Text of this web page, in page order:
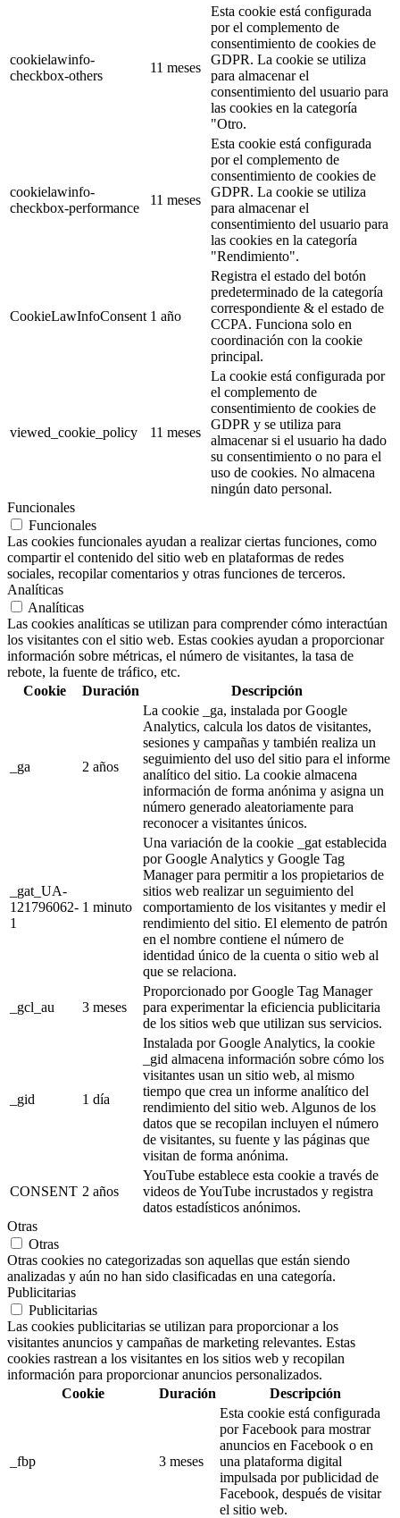
cookielawinfo-
checkbox-others
11 meses
Esta cookie está configurada
por el complemento de
consentimiento de cookies de
GDPR. La cookie se utiliza
para almacenar el
consentimiento del usuario para
las cookies en la categoría
"Otro.
cookielawinfo-
checkbox-performance
11 meses
Esta cookie está configurada
por el complemento de
consentimiento de cookies de
GDPR. La cookie se utiliza
para almacenar el
consentimiento del usuario para
las cookies en la categoría
"Rendimiento".
CookieLawInfoConsent 1 año
Registra el estado del botón
predeterminado de la categoría
correspondiente & el estado de
CCPA. Funciona solo en
coordinación con la cookie
principal.
viewed_cookie_policy 11 meses
La cookie está configurada por
el complemento de
consentimiento de cookies de
GDPR y se utiliza para
almacenar si el usuario ha dado
su consentimiento o no para el
uso de cookies. No almacena
ningún dato personal.
Funcionales
Funcionales
Las cookies funcionales ayudan a realizar ciertas funciones, como
compartir el contenido del sitio web en plataformas de redes
sociales, recopilar comentarios y otras funciones de terceros.
Analíticas
Analíticas
Las cookies analíticas se utilizan para comprender cómo interactúan
los visitantes con el sitio web. Estas cookies ayudan a proporcionar
información sobre métricas, el número de visitantes, la tasa de
rebote, la fuente de tráfico, etc.
Cookie
Duración Descripción
_ga 2 años
La cookie _ga, instalada por Google
Analytics, calcula los datos de visitantes,
sesiones y campañas y también realiza un
seguimiento del uso del sitio para el informe
analítico del sitio. La cookie almacena
información de forma anónima y asigna un
número generado aleatoriamente para
reconocer a visitantes únicos.
_gat_UA-
121796062-
1
1 minuto
Una variación de la cookie _gat establecida
por Google Analytics y Google Tag
Manager para permitir a los propietarios de
sitios web realizar un seguimiento del
comportamiento de los visitantes y medir el
rendimiento del sitio. El elemento de patrón
en el nombre contiene el número de
identidad único de la cuenta o sitio web al
que se relaciona.
_gcl_au 3 meses
Proporcionado por Google Tag Manager
para experimentar la eficiencia publicitaria
de los sitios web que utilizan sus servicios.
_gid 1 día
Instalada por Google Analytics, la cookie
_gid almacena información sobre cómo los
visitantes usan un sitio web, al mismo
tiempo que crea un informe analítico del
rendimiento del sitio web. Algunos de los
datos que se recopilan incluyen el número
de visitantes, su fuente y las páginas que
visitan de forma anónima.
CONSENT 2 años
YouTube establece esta cookie a través de
videos de YouTube incrustados y registra
datos estadísticos anónimos.
Otras
Otras
Otras cookies no categorizadas son aquellas que están siendo
analizadas y aún no han sido clasificadas en una categoría.
Publicitarias
Publicitarias
Las cookies publicitarias se utilizan para proporcionar a los
visitantes anuncios y campañas de marketing relevantes. Estas
cookies rastrean a los visitantes en los sitios web y recopilan
información para proporcionar anuncios personalizados.
Cookie
Duración Descripción
_fbp 3 meses
Esta cookie está configurada
por Facebook para mostrar
anuncios en Facebook o en
una plataforma digital
impulsada por publicidad de
Facebook, después de visitar
el sitio web.